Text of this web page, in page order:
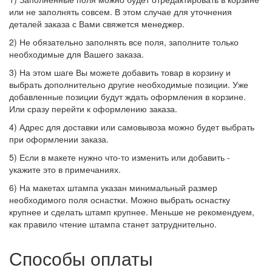
или не заполнять совсем. В этом случае для уточнения
деталей заказа с Вами свяжется менеджер.
2) Не обязательно заполнять все поля, заполните только
необходимые для Вашего заказа.
3) На этом шаге Вы можете добавить товар в корзину и
выбрать дополнительно другие необходимые позиции. Уже
добавленные позиции будут ждать оформления в корзине.
Или сразу перейти к оформлению заказа.
4) Адрес для доставки или самовывоза можно будет выбрать
при оформлении заказа.
5) Если в макете нужно что-то изменить или добавить -
укажите это в примечаниях.
6) На макетах штампа указан минимальный размер
необходимого поля оснастки. Можно выбрать оснастку
крупнее и сделать штамп крупнее. Меньше не рекомендуем,
как правило чтение штампа станет затруднительно.
Способы оплаты